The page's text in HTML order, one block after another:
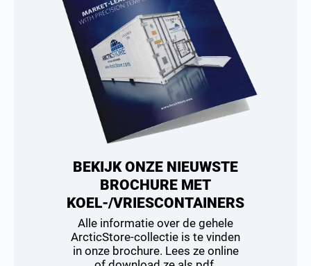
BEKIJK ONZE NIEUWSTE
BROCHURE MET
KOEL-/VRIESCONTAINERS
Alle informatie over de gehele
ArcticStore-collectie is te vinden
in onze brochure. Lees ze online